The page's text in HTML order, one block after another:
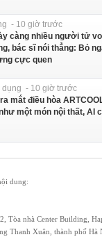
- 10 giờ trước
càng nhiều người tử
bác sĩ nói thẳng: Bỏ
cực quen
dụng - 10 giờ trước
ra mắt điều hòa
một món nội thất, AI
dung:
Tòa nhà Center Building,
Thanh Xuân, thành phố Hà